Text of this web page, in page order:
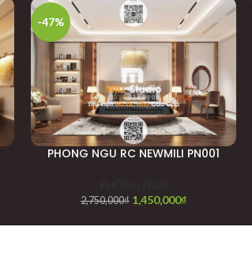
-47%
PHONG NGU RC NEWMILI PN001
2,750,000₫ 1,450,000₫